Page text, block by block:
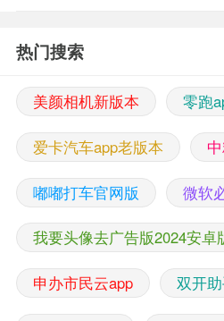
热门搜索
美颜相机新版本 零跑
爱卡汽车app老版本
嘟嘟打车官网版 微软
我要头像去广告版2024安卓
申办市民云app 双开